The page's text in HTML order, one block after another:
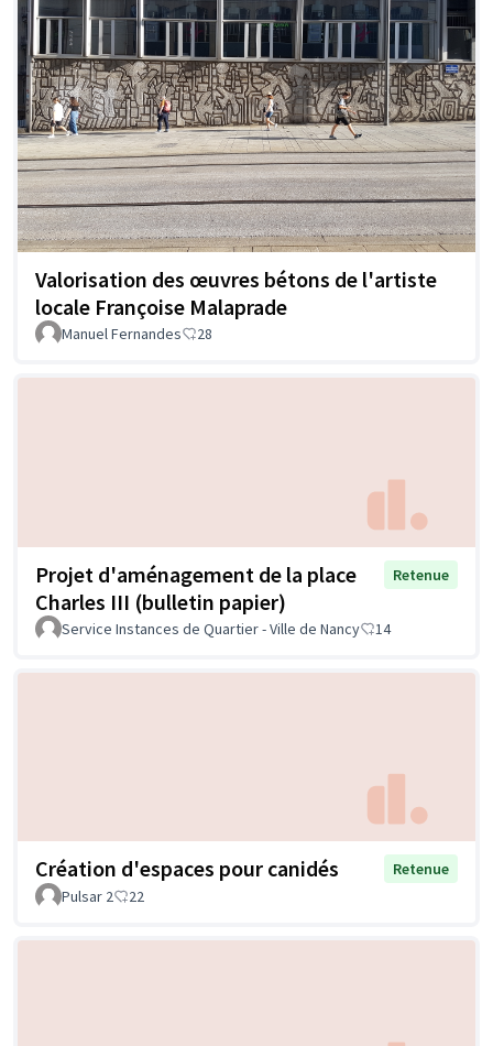
Valorisation des œuvres bétons de l'artiste
locale Françoise Malaprade
Manuel Fernandes 28
Projet d'aménagement de la place
Charles III (bulletin papier)
Retenue
Service Instances de Quartier - Ville de Nancy 14
Création d'espaces pour canidés
Retenue
Pulsar 2
22